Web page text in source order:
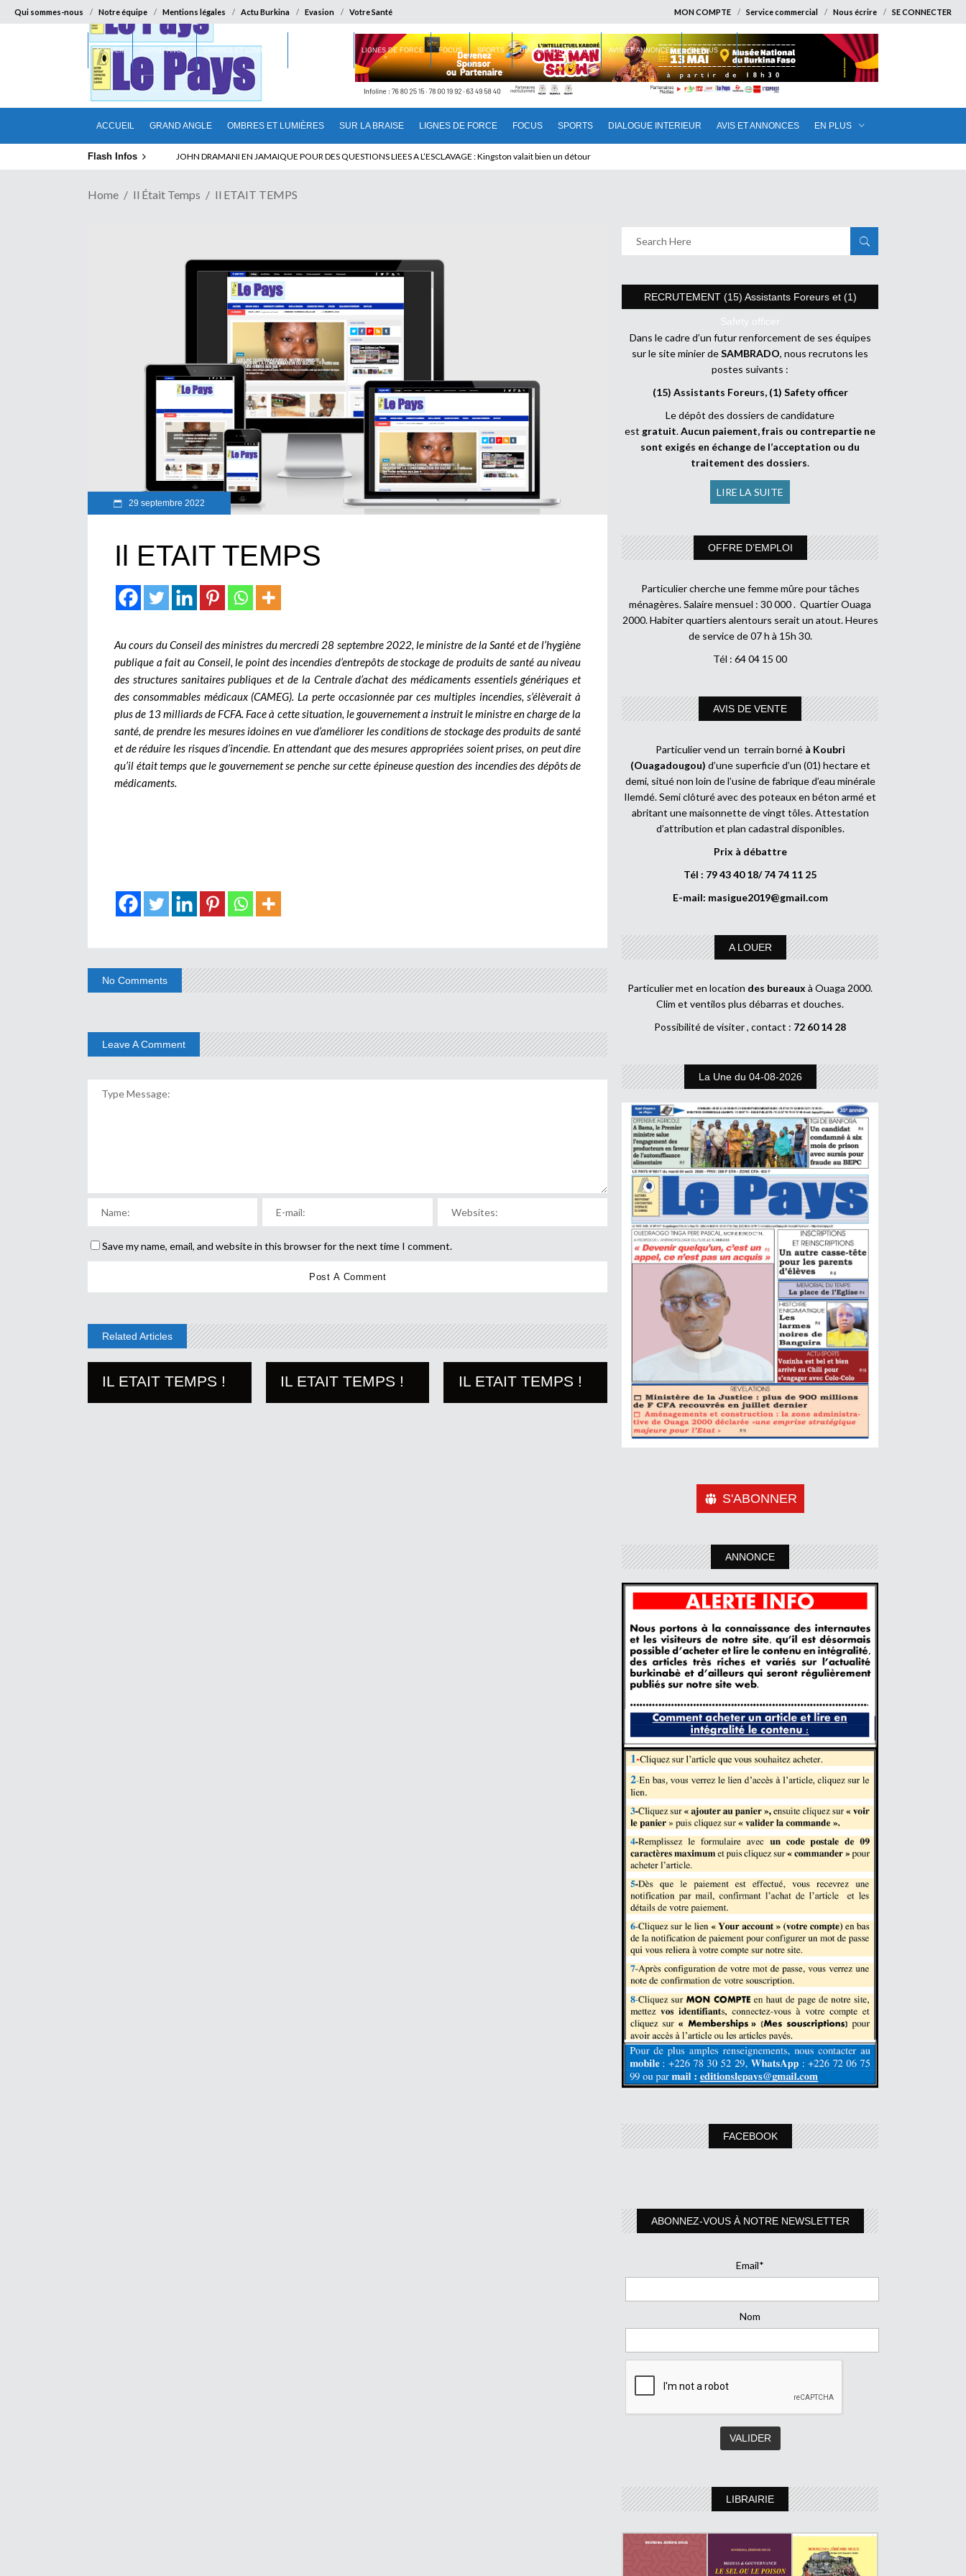
Qui sommes-nous Notre équipe Mentions légales Actu Burkina Evasion Votre Santé MON COMPTE Service commercial Nous écrire SE CONNECTER
ACCUEIL GRAND ANGLE OMBRES ET LUMIÈRES SUR LA BRAISE LIGNES DE FORCE FOCUS SPORTS DIALOGUE INTERIEUR AVIS ET ANNONCES EN PLUS
ACCUEIL GRAND ANGLE OMBRES ET LUMIÈRES LIGNES DE FORCE FOCUS SPORTS DIALOGUE INTERIEUR AVIS ET ANNONCES EN PLUS
Flash Infos ELECTION DE TALON A LA TETE DU SENAT BENINOIS : Quand Patrice quitte le pouvoir sans partir !
Home Il Était Temps Il ETAIT TEMPS
29 septembre 2022
Il ETAIT TEMPS
Au cours du Conseil des ministres du mercredi 28 septembre 2022, le ministre de la Santé et de l’hygiène
publique a fait au Conseil, le point des incendies d’entrepôts de stockage de produits de santé au niveau
des structures sanitaires publiques et de la Centrale d’achat des médicaments essentiels génériques et
des consommables médicaux (CAMEG). La perte occasionnée par ces multiples incendies, s’élèverait à
plus de 13 milliards de FCFA. Face à cette situation, le gouvernement a instruit le ministre en charge de la
santé, de prendre les mesures idoines en vue d’améliorer les conditions de stockage des produits de santé
et de réduire les risques d’incendie. En attendant que des mesures appropriées soient prises, on peut dire
qu’il était temps que le gouvernement se penche sur cette épineuse question des incendies des dépôts de
médicaments.
No Comments
Leave A Comment
Save my name, email, and website in this browser for the next time I comment.
Related Articles
IL ETAIT TEMPS ! IL ETAIT TEMPS ! IL ETAIT TEMPS !
RECRUTEMENT (15) Assistants Foreurs et (1)
Safety officer
Dans le cadre d’un futur renforcement de ses équipes
sur le site minier deSAMBRADO, nous recrutons les
postes suivants :
(15) Assistants Foreurs, (1) Safety officer
Le dépôt des dossiers de candidature
est gratuit.Aucun paiement, frais ou contrepartie ne
sont exigés en échange de l’acceptation ou du
traitement des dossiers.
LIRE LA SUITE
OFFRE D’EMPLOI
Particulier cherche une femme mûre pour tâches
ménagères. Salaire mensuel : 30 000 . Quartier Ouaga
2000. Habiter quartiers alentours serait un atout. Heures
de service de 07 h à 15h 30.
Tél : 64 04 15 00
AVIS DE VENTE
Particulier vend un terrain borné à Koubri
(Ouagadougou) d’une superficie d’un (01) hectare et
demi, situé non loin de l’usine de fabrique d’eau minérale
Ilemdé. Semi clôturé avec des poteaux en béton armé et
abritant une maisonnette de vingt tôles. Attestation
d’attribution et plan cadastral disponibles.
Prix à débattre
Tél : 79 43 40 18/ 74 74 11 25
E-mail: masigue2019@gmail.com
A LOUER
Particulier met en location des bureaux à Ouaga 2000.
Clim et ventilos plus débarras et douches.
Possibilité de visiter , contact : 72 60 14 28
La Une du 04-08-2026
S'ABONNER
ANNONCE
FACEBOOK
ABONNEZ-VOUS À NOTRE NEWSLETTER
Email*
Nom
LIBRAIRIE